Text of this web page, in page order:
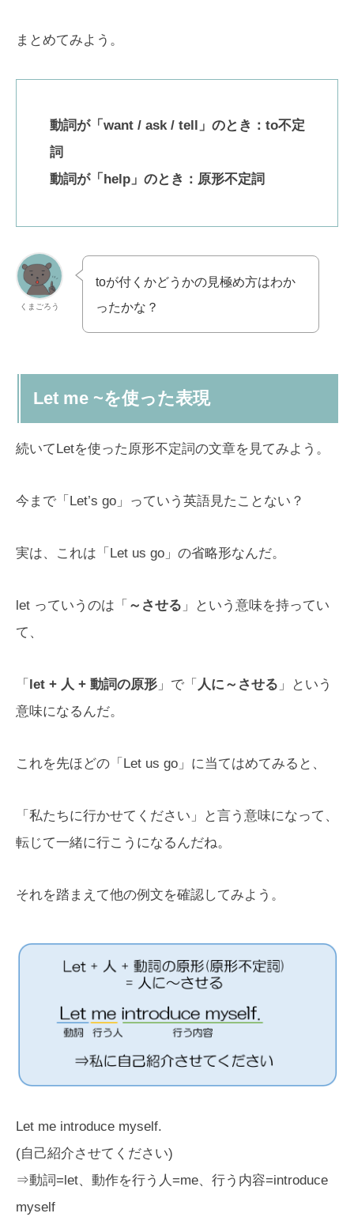
まとめてみよう。
動詞が「want / ask / tell」のとき：to不定
詞
動詞が「help」のとき：原形不定詞
くまごろう
toが付くかどうかの見極め方はわか
ったかな？
Let me ~を使った表現
続いてLetを使った原形不定詞の文章を見てみよう。
今まで「Let’s go」っていう英語見たことない？
実は、これは「Let us go」の省略形なんだ。
let っていうのは「 ～させる 」という意味を持ってい
て、
「 let + 人 + 動詞の原形 」で「 人に～させる 」という
意味になるんだ。
これを先ほどの「Let us go」に当てはめてみると、
「私たちに行かせてください」と言う意味になって、
転じて一緒に行こうになるんだね。
それを踏まえて他の例文を確認してみよう。
Let me introduce myself.
(自己紹介させてください)
⇒動詞=let、動作を行う人=me、行う内容=introduce
myself